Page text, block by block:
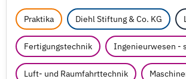
Praktika Diehl Stiftung & Co. KG
Fertigungstechnik Ingenieurwesen -
Luft- und Raumfahrttechnik